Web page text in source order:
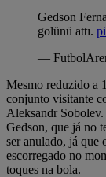
Gedson
golünü attı.
—
Mesmo reduzido a
conjunto visitante
Aleksandr
Gedson, que já no
ser anulado, já que
escorregado no
toques na bola.